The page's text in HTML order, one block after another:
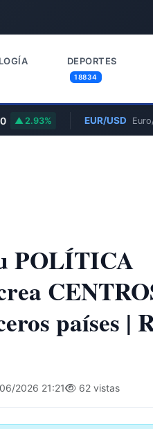
DEPORTES
18834
2.93% EUR/USD Euro/
POLÍTICA
países |
2026 21:21 62 vistas